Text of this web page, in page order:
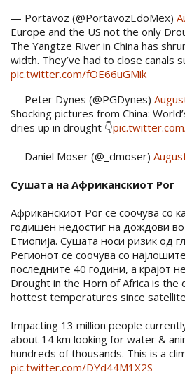
— Portavoz (@PortavozEdoMex)
Europe and the US not the only
The Yangtze River in China has
width. They’ve had to close canals
pic.twitter.com/fOE66uGMik
— Peter Dynes (@PGDynes)
Shocking pictures from China:
dries up in drought 👇
— Daniel Moser (@_dmoser)
Сушата на Африканскиот Рог
Африканскиот Рог се соочува со
годишен недостиг на дождови во
Етиопија. Сушата носи ризик од
Регионот се соочува со
последните 40 години, а крајот
Drought in the Horn of Africa is the
hottest temperatures since
Impacting 13 million people
about 14 km looking for water &
hundreds of thousands. This is a
pic.twitter.com/DYd44M1X2S